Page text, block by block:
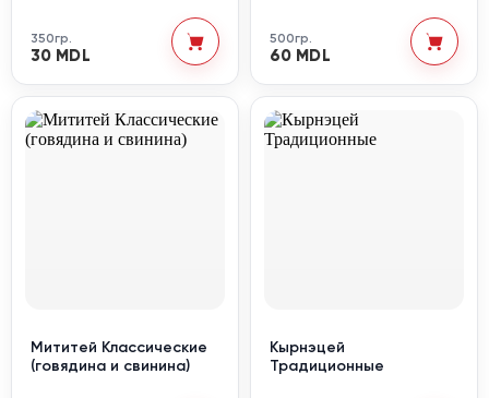
350гр.
30 MDL
500гр.
60 MDL
Мититей Классические
(говядина и свинина)
Кырнэцей
Традиционные